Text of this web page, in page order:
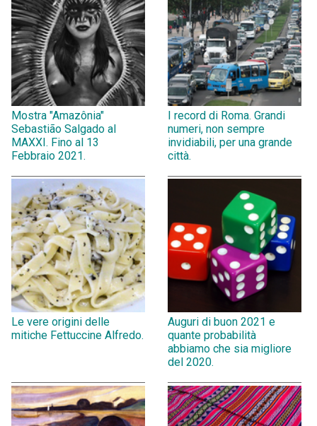
Mostra "Amazônia"
Sebastião Salgado al
MAXXI. Fino al 13
Febbraio 2021.
I record di Roma. Grandi
numeri, non sempre
invidiabili, per una grande
città.
Le vere origini delle
mitiche Fettuccine Alfredo.
Auguri di buon 2021 e
quante probabilità
abbiamo che sia migliore
del 2020.